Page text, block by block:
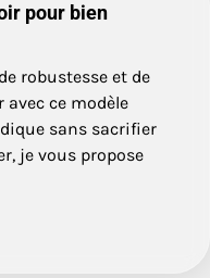
pour bien
robustesse et de
ce modèle
sans sacrifier
je vous propose